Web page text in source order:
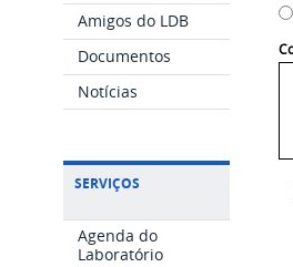
Amigos do LDB
Documentos
Notícias
SERVIÇOS
Agenda do
Laboratório